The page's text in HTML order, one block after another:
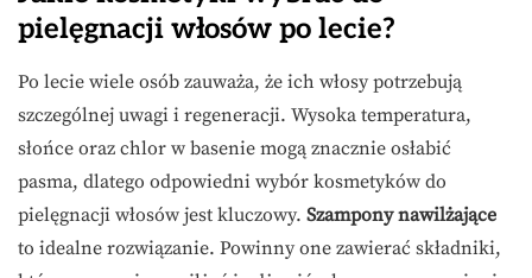
pielęgnacji włosów po lecie?
Po lecie wiele osób zauważa, że ich włosy potrzebują
szczególnej uwagi i regeneracji. Wysoka temperatura,
słońce oraz chlor w basenie mogą znacznie osłabić
pasma, dlatego odpowiedni wybór kosmetyków do
pielęgnacji włosów jest kluczowy. Szampony nawilżające
to idealne rozwiązanie. Powinny one zawierać składniki,